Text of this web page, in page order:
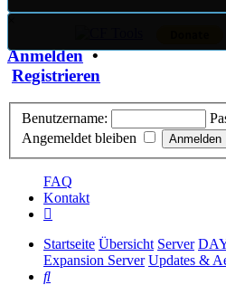
×
Anmelden•
Registrieren
Benutzername:
Angemeldet bleiben
FAQ
Kontakt
Startseite Übersicht Server
Expansion Server Updates &
Suche